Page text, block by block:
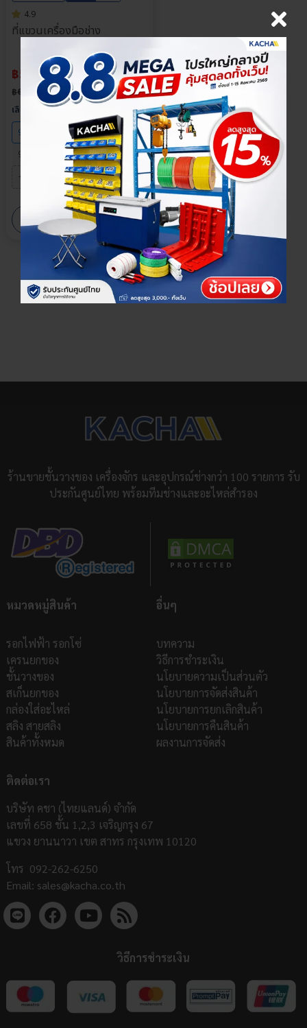
4.9
ที่แขวนเครื่องมือช่าง
฿5,865.00
฿6,900.00
เลือกขนาด
96 x 43 x 145 ซม. (1 ด้าน)
96 x 43 x 145 ซม. (2 ด้าน)
+2 ตัวเลือก
ดูเพิ่มเติม ›
ร้านขายชั้นวางของ เครื่องจักร และอุปกรณ์ช่างกว่า 100 รายการ รับ
ประกันศูนย์ไทย พร้อมทีมช่างและอะไหล่สำรอง
หมวดหมู่สินค้า
รอกไฟฟ้า รอกโซ่
เครนยกของ
ชั้นวางของ
สเก็นยกของ
กล่องใส่อะไหล่
สลิง สายสลิง
สินค้าทั้งหมด
อื่นๆ
บทความ
วิธีการชำระเงิน
นโยบายความเป็นส่วนตัว
นโยบายการจัดส่งสินค้า
นโยบายการยกเลิกสินค้า
นโยบายการคืนสินค้า
ผลงานการจัดส่ง
ติดต่อเรา
บริษัท คชา (ไทยแลนด์) จำกัด
เลขที่ 658 ชั้น 1,2,3 เจริญกรุง 67
แขวง ยานนาวา เขต สาทร กรุงเทพ 10120
โทร 092-262-6250
Email: sales@kacha.co.th
วิธีการชำระเงิน
เลือกตัวเลือกสินค้า